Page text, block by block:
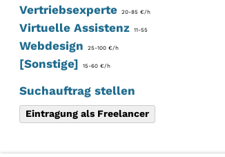
Vertriebsexperte20-85 €/h
Virtuelle Assistenz11-55
Webdesign 25-100 €/h
[Sonstige] 15-60 €/h
Suchauftrag stellen
Eintragung als Freelancer